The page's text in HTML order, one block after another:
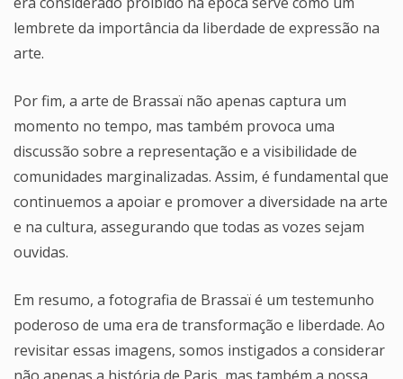
lembrete da importância da liberdade de expressão na
arte.
Por fim, a arte de Brassaï não apenas captura um
momento no tempo, mas também provoca uma
discussão sobre a representação e a visibilidade de
comunidades marginalizadas. Assim, é fundamental que
continuemos a apoiar e promover a diversidade na arte
e na cultura, assegurando que todas as vozes sejam
ouvidas.
Em resumo, a fotografia de Brassaï é um testemunho
poderoso de uma era de transformação e liberdade. Ao
revisitar essas imagens, somos instigados a considerar